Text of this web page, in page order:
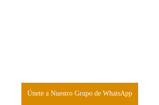
Únete a Nuestro Grupo de WhatsApp